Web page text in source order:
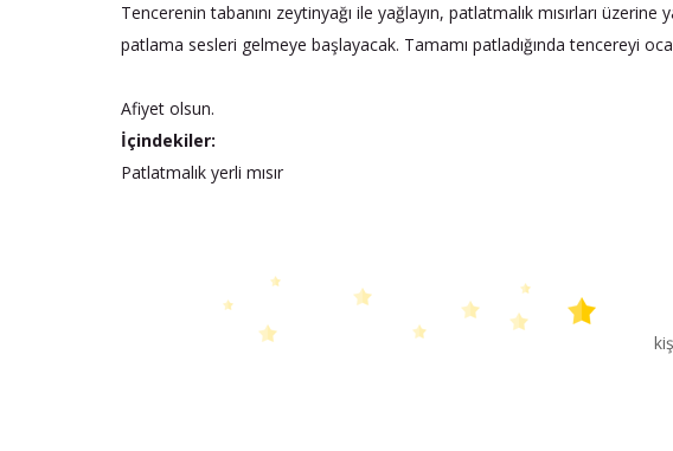
Tencerenin tabanını zeytinyağı ile yağlayın, patlatmalık mısırları
patlama sesleri gelmeye başlayacak. Tamamı patladığında tencereyi
Afiyet olsun.
İçindekiler:
Patlatmalık yerli mısır